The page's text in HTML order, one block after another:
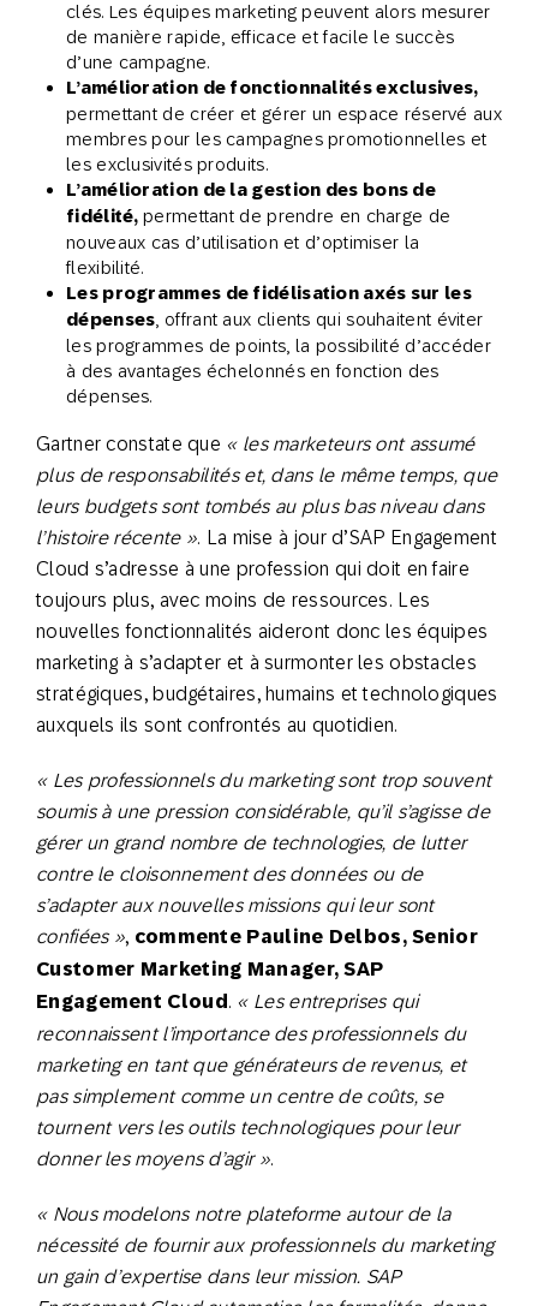
clés. Les équipes marketing peuvent alors mesurer
de manière rapide, efficace et facile le succès
d’une campagne.
L’amélioration de fonctionnalités exclusives,
permettant de créer et gérer un espace réservé aux
membres pour les campagnes promotionnelles et
les exclusivités produits.
L’amélioration de la gestion des bons de
fidélité, permettant de prendre en charge de
nouveaux cas d’utilisation et d’optimiser la
flexibilité.
Les programmes de fidélisation axés sur les
dépenses, offrant aux clients qui souhaitent éviter
les programmes de points, la possibilité d’accéder
à des avantages échelonnés en fonction des
dépenses.
Gartner constate que « les marketeurs ont assumé
plus de responsabilités et, dans le même temps, que
leurs budgets sont tombés au plus bas niveau dans
l’histoire récente ». La mise à jour d’SAP Engagement
Cloud s’adresse à une profession qui doit en faire
toujours plus, avec moins de ressources. Les
nouvelles fonctionnalités aideront donc les équipes
marketing à s’adapter et à surmonter les obstacles
stratégiques, budgétaires, humains et technologiques
auxquels ils sont confrontés au quotidien.
« Les professionnels du marketing sont trop souvent
soumis à une pression considérable, qu’il s’agisse de
gérer un grand nombre de technologies, de lutter
contre le cloisonnement des données ou de
s’adapter aux nouvelles missions qui leur sont
confiées », commente Pauline Delbos, Senior
Customer Marketing Manager, SAP
Engagement Cloud . « Les entreprises qui
reconnaissent l’importance des professionnels du
marketing en tant que générateurs de revenus, et
pas simplement comme un centre de coûts, se
tournent vers les outils technologiques pour leur
donner les moyens d’agir ».
« Nous modelons notre plateforme autour de la
nécessité de fournir aux professionnels du marketing
un gain d’expertise dans leur mission. SAP